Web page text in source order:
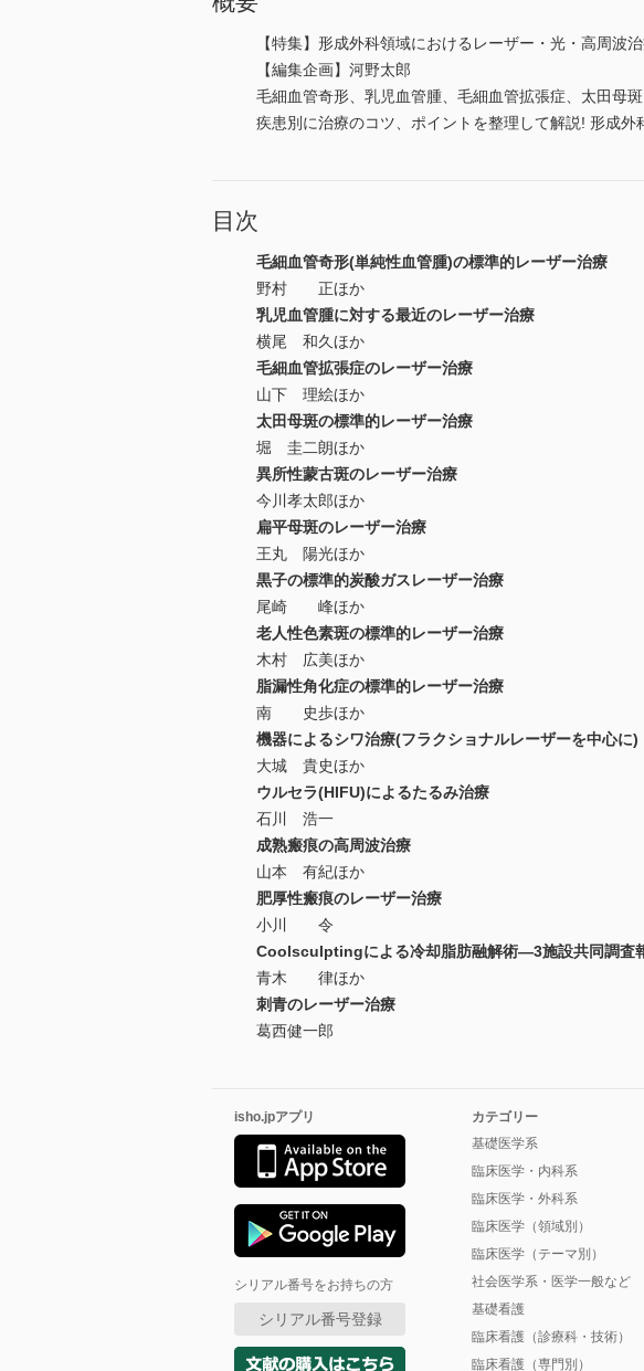
【特集】形成外科領域におけるレーザー・光・高周波
【編集企画】河野太郎
毛細血管奇形、乳児血管腫、毛細血管拡張症、太田母
疾患別に治療のコツ、ポイントを整理して解説! 形成
目次
毛細血管奇形(単純性血管腫)の標準的レーザー治療
野村 正ほか
乳児血管腫に対する最近のレーザー治療
横尾 和久ほか
毛細血管拡張症のレーザー治療
山下 理絵ほか
太田母斑の標準的レーザー治療
堀 圭二朗ほか
異所性蒙古斑のレーザー治療
今川孝太郎ほか
扁平母斑のレーザー治療
王丸 陽光ほか
黒子の標準的炭酸ガスレーザー治療
尾崎 峰ほか
老人性色素斑の標準的レーザー治療
木村 広美ほか
脂漏性角化症の標準的レーザー治療
南 史歩ほか
機器によるシワ治療(フラクショナルレーザーを中心に)
大城 貴史ほか
ウルセラ(HIFU)によるたるみ治療
石川 浩一
成熟瘢痕の高周波治療
山本 有紀ほか
肥厚性瘢痕のレーザー治療
小川 令
Coolsculptingによる冷却脂肪融解術―3施設共同調査
青木 律ほか
刺青のレーザー治療
葛西健一郎
isho.jpアプリ
シリアル番号をお持ちの方
シリアル番号登録
カテゴリー
基礎医学系
臨床医学・内科系
臨床医学・外科系
臨床医学（領域別）
臨床医学（テーマ別）
社会医学系・医学一般など
基礎看護
臨床看護（診療科・技術）
臨床看護（専門別）